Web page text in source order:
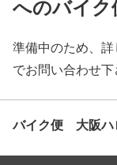
へのバイク
準備中のため、
でお問い合わせ下
バイク便 大阪ハ